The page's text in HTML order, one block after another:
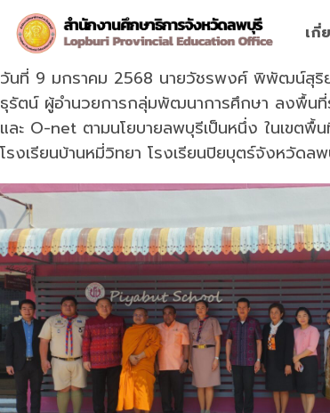
content
เกี่
วันที่ 9 มกราคม 2568 นายวัชรพงศ์ พิพัฒน์สุริย
ธุรัตน์ ผู้อำนวยการกลุ่มพัฒนาการศึกษา ลงพื้นที่
และ O-net ตามนโยบายลพบุรีเป็นหนึ่ง ในเขตพื้น
โรงเรียนบ้านหมี่วิทยา โรงเรียนปิยบุตร์จังหวัด